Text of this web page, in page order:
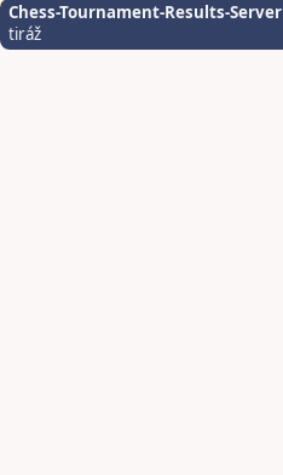
Chess-Tournament-Results-Server
tiráž